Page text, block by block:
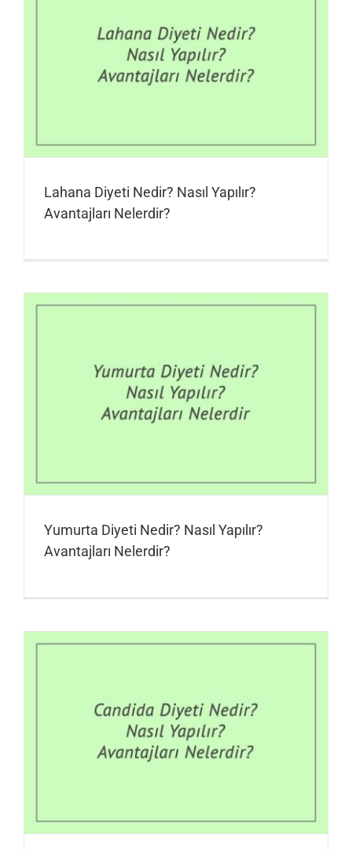
Lahana Diyeti Nedir? Nasıl Yapılır?
Avantajları Nelerdir?
Yumurta Diyeti Nedir? Nasıl Yapılır?
Avantajları Nelerdir?